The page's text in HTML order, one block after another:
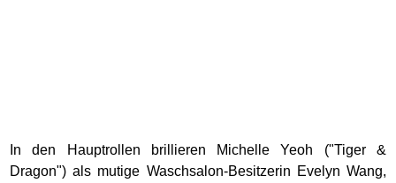
In den Hauptrollen brillieren Michelle Yeoh ("Tiger &
Dragon") als mutige Waschsalon-Besitzerin Evelyn Wang,